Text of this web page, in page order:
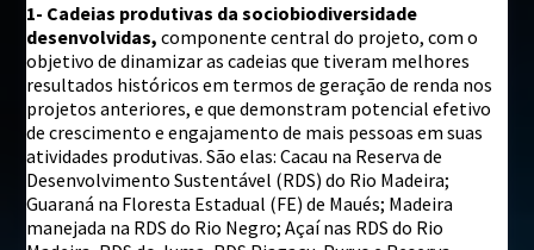
1- Cadeias produtivas da sociobiodiversidade
desenvolvidas, componente central do projeto, com o
objetivo de dinamizar as cadeias que tiveram melhores
resultados históricos em termos de geração de renda nos
projetos anteriores, e que demonstram potencial efetivo
de crescimento e engajamento de mais pessoas em suas
atividades produtivas. São elas: Cacau na Reserva de
Desenvolvimento Sustentável (RDS) do Rio Madeira;
Guaraná na Floresta Estadual (FE) de Maués; Madeira
manejada na RDS do Rio Negro; Açaí nas RDS do Rio